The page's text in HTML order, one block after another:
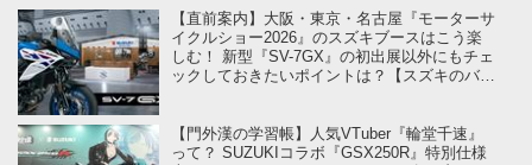
【直前案内】大阪・東京・名古屋『モーターサ
イクルショー2026』のスズキブースはこう楽
しむ！ 新型『SV-7GX』の初出展以外にもチェ
ックしておきたいポイントは？【スズキのバイ
【門外漢の学習帳】人気VTuber『輪堂千速』
って？ SUZUKIコラボ『GSX250R』特別仕様